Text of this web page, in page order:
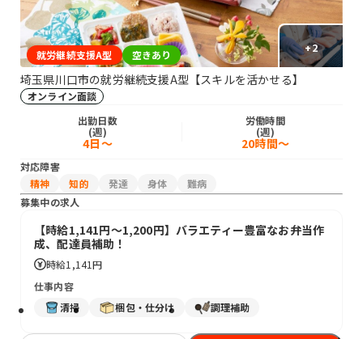
+2
就労継続支援A型 空きあり
埼玉県川口市の就労継続支援A型【スキルを活かせる】
オンライン面談
出勤日数
(週)
4日～
労働時間
(週)
20時間～
対応障害
精神
知的 発達 身体
難病
募集中の求人
【時給1,141円～1,200円】バラエティー豊富なお弁当作
成、配達員補助！
時給1,141円
仕事内容
清掃
梱包・仕分け 調理補助